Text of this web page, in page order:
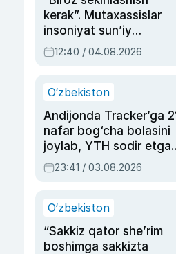
kerak”. Mutaxassislar
insoniyat sun’iy
intellektni boshqara
olmay qolishidan xavotir
12:40 / 04.08.2026
O‘zbekiston
Andijonda Tracker’ga
nafar bog‘cha bolasini
joylab, YTH sodir etgan
ayolga sud hukmi o‘qildi
23:41 / 03.08.2026
O‘zbekiston
“Sakkiz qator she’rim
boshimga sakkizta